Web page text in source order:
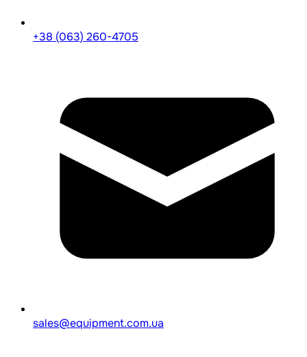
+38 (063) 260-4705
sales@equipment.com.ua